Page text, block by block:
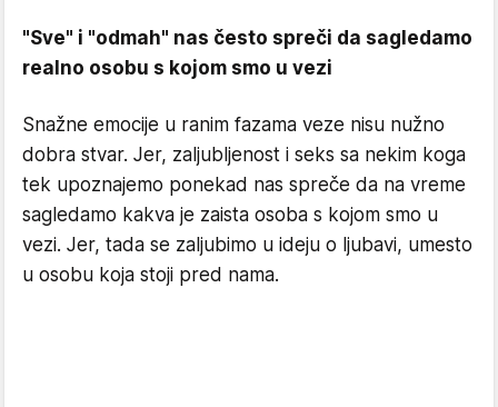
"Sve" i "odmah" nas često spreči da sagledamo
realno osobu s kojom smo u vezi
Snažne emocije u ranim fazama veze nisu nužno
dobra stvar. Jer, zaljubljenost i seks sa nekim koga
tek upoznajemo ponekad nas spreče da na vreme
sagledamo kakva je zaista osoba s kojom smo u
vezi. Jer, tada se zaljubimo u ideju o ljubavi, umesto
u osobu koja stoji pred nama.